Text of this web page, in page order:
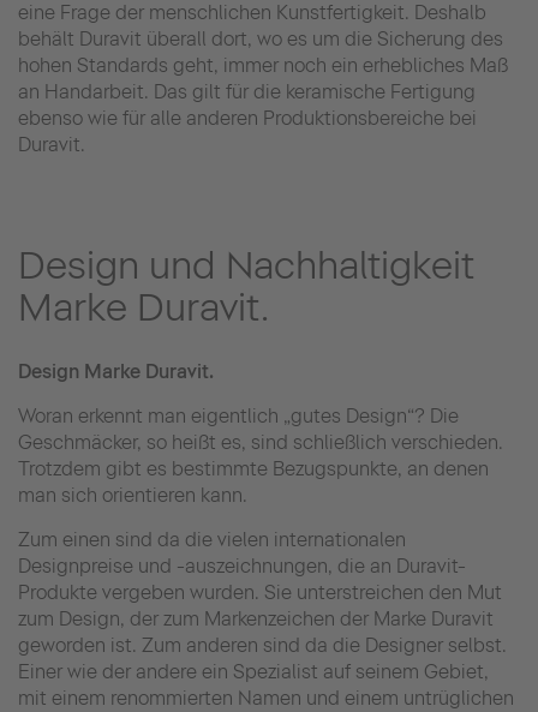
eine Frage der menschlichen Kunstfertigkeit. Deshalb
behält Duravit überall dort, wo es um die Sicherung des
hohen Standards geht, immer noch ein erhebliches Maß
an Handarbeit. Das gilt für die keramische Fertigung
ebenso wie für alle anderen Produktionsbereiche bei
Duravit.
Design und Nachhaltigkeit
Marke Duravit.
Design Marke Duravit.
Woran erkennt man eigentlich „gutes Design“? Die
Geschmäcker, so heißt es, sind schließlich verschieden.
Trotzdem gibt es bestimmte Bezugspunkte, an denen
man sich orientieren kann.
Zum einen sind da die vielen internationalen
Designpreise und -auszeichnungen, die an Duravit-
Produkte vergeben wurden. Sie unterstreichen den Mut
zum Design, der zum Markenzeichen der Marke Duravit
geworden ist. Zum anderen sind da die Designer selbst.
Einer wie der andere ein Spezialist auf seinem Gebiet,
mit einem renommierten Namen und einem untrüglichen